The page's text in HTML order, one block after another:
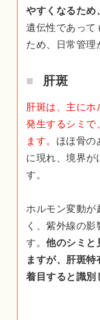
やすくなるため
遺伝性であって
ため、日常管理
肝斑
肝斑は、主にホ
発生するシミで
ます。 ほほ骨の
に現れ、境界が
す。
ホルモン変動が
く、紫外線の
す。 他のシミと
ますが、肝斑
着目すると識別